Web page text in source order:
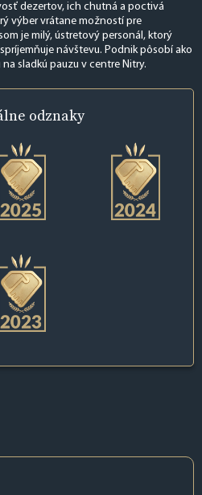
dezertov, ich chutná a poctivá
výber vrátane možností pre
je milý, ústretový personál, ktorý
návštevu. Podnik pôsobí ako
sladkú pauzu v centre Nitry.
odznaky